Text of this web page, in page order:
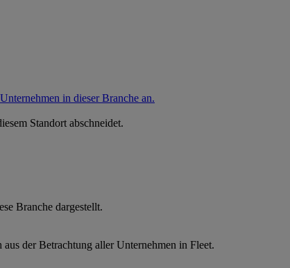
in dieser Branche an.
Standort abschneidet.
Branche dargestellt.
der Betrachtung aller Unternehmen in Fleet.